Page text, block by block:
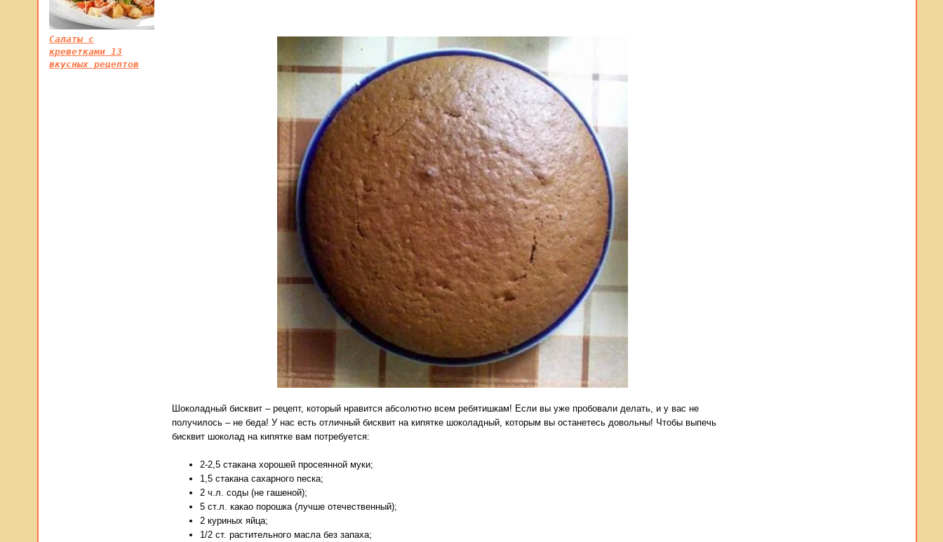
Шоколадный бисквит – рецепт, который нравится абсолютно всем ребятишкам! Если вы уже пробовали делать, и у вас не
получилось – не беда! У нас есть отличный бисквит на кипятке шоколадный, которым вы останетесь довольны! Чтобы выпечь
бисквит шоколад на кипятке вам потребуется:
2-2,5 стакана хорошей просеянной муки;
1,5 стакана сахарного песка;
2 ч.л. соды (не гашеной);
5 ст.л. какао порошка (лучше отечественный);
2 куриных яйца;
1/2 ст. растительного масла без запаха;
Салаты с
креветками 13
вкусных рецептов